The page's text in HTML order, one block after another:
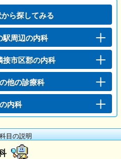
ら探してみる
駅周辺の内科
接市区郡の内科
他の診療科
内科
目の説明